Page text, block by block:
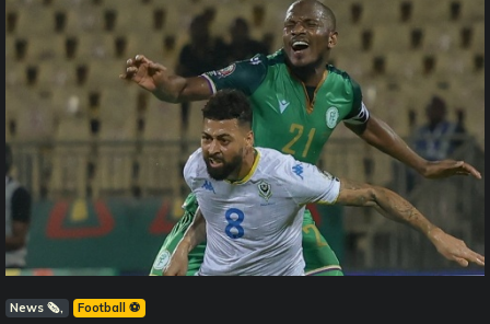
News 🗞️ Football ⚽️